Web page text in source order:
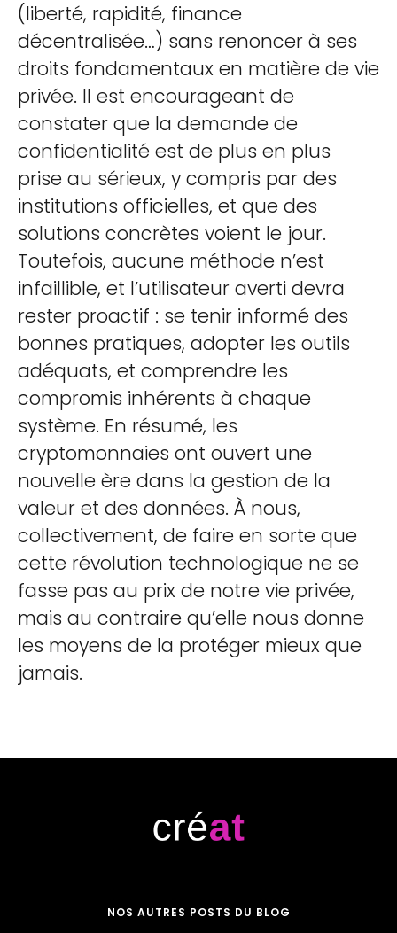
(liberté, rapidité, finance
décentralisée…) sans renoncer à ses
droits fondamentaux en matière de vie
privée. Il est encourageant de
constater que la demande de
confidentialité est de plus en plus
prise au sérieux, y compris par des
institutions officielles, et que des
solutions concrètes voient le jour.
Toutefois, aucune méthode n’est
infaillible, et l’utilisateur averti devra
rester proactif : se tenir informé des
bonnes pratiques, adopter les outils
adéquats, et comprendre les
compromis inhérents à chaque
système. En résumé, les
cryptomonnaies ont ouvert une
nouvelle ère dans la gestion de la
valeur et des données. À nous,
collectivement, de faire en sorte que
cette révolution technologique ne se
fasse pas au prix de notre vie privée,
mais au contraire qu’elle nous donne
les moyens de la protéger mieux que
jamais.
NOS AUTRES POSTS DU BLOG